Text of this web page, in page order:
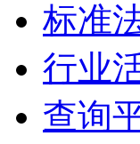
标准
行业
查询